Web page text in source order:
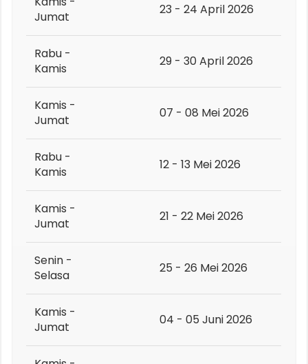
Jumat
23 - 24 April 2026
Rabu -
Kamis
29 - 30 April 2026
Kamis -
Jumat
07 - 08 Mei 2026
Rabu -
Kamis
12 - 13 Mei 2026
Kamis -
Jumat
21 - 22 Mei 2026
Senin -
Selasa
25 - 26 Mei 2026
Kamis -
Jumat
04 - 05 Juni 2026